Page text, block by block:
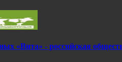
«Вита» - российская